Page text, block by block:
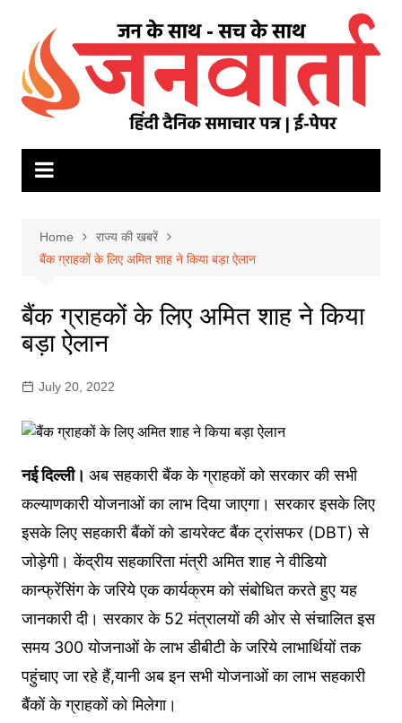
content
Home
राज्य की खबरें
बैंक ग्राहकों के लिए अमित शाह ने किया बड़ा ऐलान
बैंक ग्राहकों के लिए अमित शाह ने किया
बड़ा ऐलान
July 20, 2022
नई दिल्ली। अब सहकारी बैंक के ग्राहकों को सरकार की सभी
कल्याणकारी योजनाओं का लाभ दिया जाएगा। सरकार इसके लिए
इसके लिए सहकारी बैंकों को डायरेक्ट बैंक ट्रांसफर (DBT) से
जोड़ेगी। केंद्रीय सहकारिता मंत्री अमित शाह ने वीडियो
कान्फ्रेंसिंग के जरिये एक कार्यक्रम को संबोधित करते हुए यह
जानकारी दी। सरकार के 52 मंत्रालयों की ओर से संचालित इस
समय 300 योजनाओं के लाभ डीबीटी के जरिये लाभार्थियों तक
पहुंचाए जा रहे हैं,यानी अब इन सभी योजनाओं का लाभ सहकारी
बैंकों के ग्राहकों को मिलेगा।